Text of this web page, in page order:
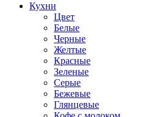
Кухни
Цвет
Белые
Черные
Желтые
Красные
Зеленые
Серые
Бежевые
Глянцевые